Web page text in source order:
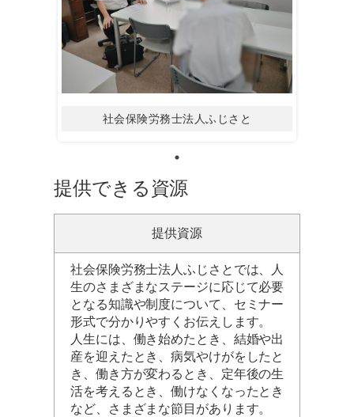
社会保険労務士法人ふじさと
提供できる資源
提供資源
社会保険労務士法人ふじさとでは、人
生のさまざまなステージに応じて必要
となる知識や制度について、セミナー
形式で分かりやすくお伝えします。
人生には、働き始めたとき、結婚や出
産を迎えたとき、病気やけがをしたと
き、働き方が変わるとき、定年後の生
活を考えるとき、働けなくなったとき
など、さまざまな節目があります。